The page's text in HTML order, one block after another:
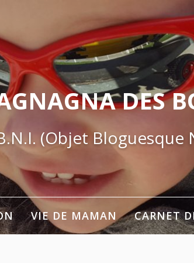
DES
(Objet Bloguesque
VIE DE MAMAN CARNET